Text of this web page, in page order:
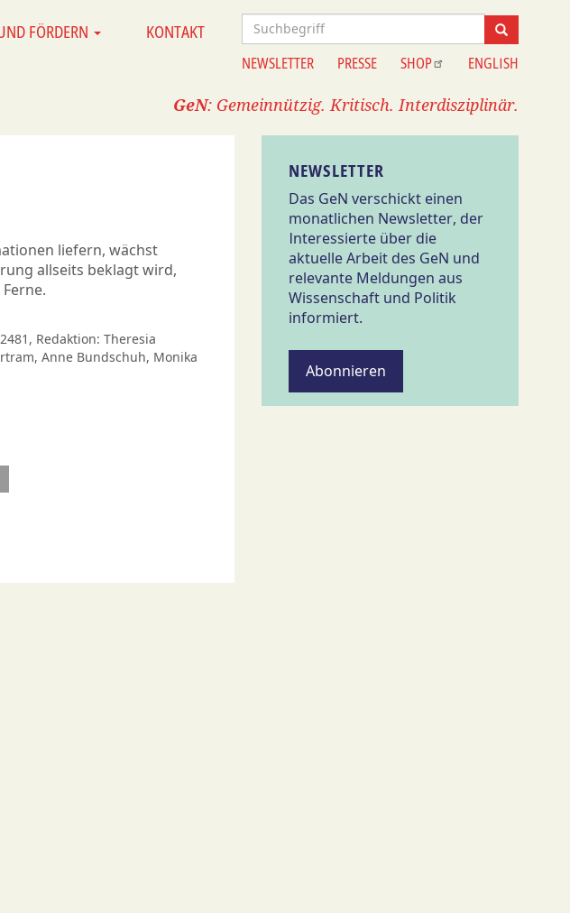
FÖRDERN KONTAKT Suche
Information
NEWSLETTER PRESSE SHOP ENGLISH
GeN: Gemeinnützig. Kritisch. Interdisziplinär.
liefern, wächst
allseits beklagt wird,
Redaktion: Theresia
Anne Bundschuh, Monika
NEWSLETTER
Das GeN verschickt einen
monatlichen Newsletter, der
Interessierte über die
aktuelle Arbeit des GeN und
relevante Meldungen aus
Wissenschaft und Politik
informiert.
Abonnieren